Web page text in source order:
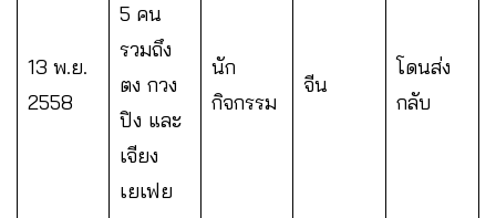
13 พ.ย.
2558
5 คน
รวมถึง
ตง กวง
ปิง และ
เจียง
เยเฟย
นัก
กิจกรรม
จีน
โดนส่ง
กลับ